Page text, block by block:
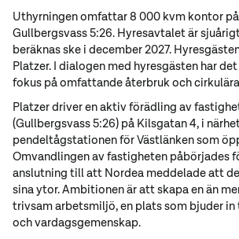
Uthyrningen omfattar 8 000 kvm kontor
Gullbergsvass 5:26. Hyresavtalet är
beräknas ske i december 2027.
Platzer. I dialogen med hyresgästen har
fokus på omfattande återbruk och
Platzer driver en aktiv förädling av
(Gullbergsvass 5:26) på Kilsgatan 4, i
pendeltågstationen för Västlänken som
Omvandlingen av fastigheten påbörjades
anslutning till att Nordea meddelade att
sina ytor. Ambitionen är att skapa en än
trivsam arbetsmiljö, en plats som bjuder
och vardagsgemenskap.